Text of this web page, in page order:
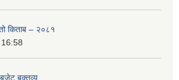
किताब – २०८१
बक्तव्य